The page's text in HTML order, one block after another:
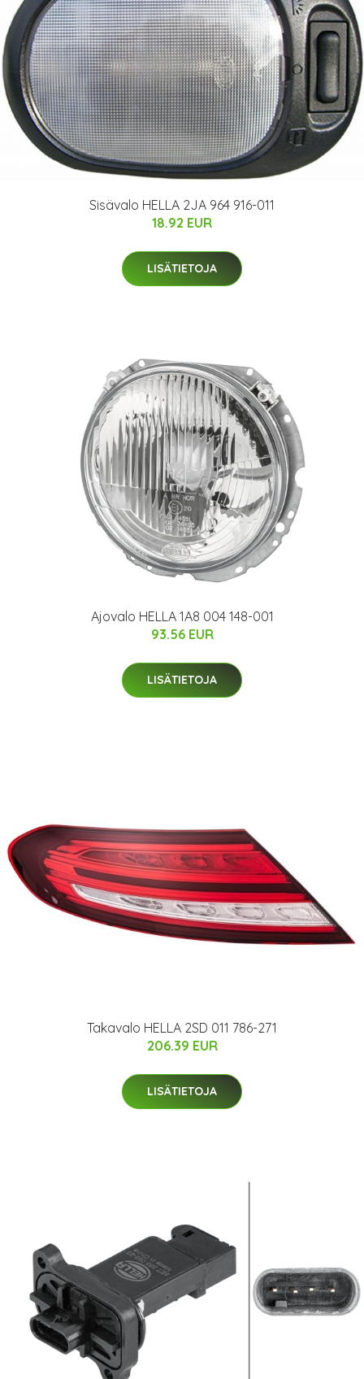
Sisävalo HELLA 2JA 964 916-011
18.92 EUR
LISÄTIETOJA
Ajovalo HELLA 1A8 004 148-001
93.56 EUR
LISÄTIETOJA
Takavalo HELLA 2SD 011 786-271
206.39 EUR
LISÄTIETOJA